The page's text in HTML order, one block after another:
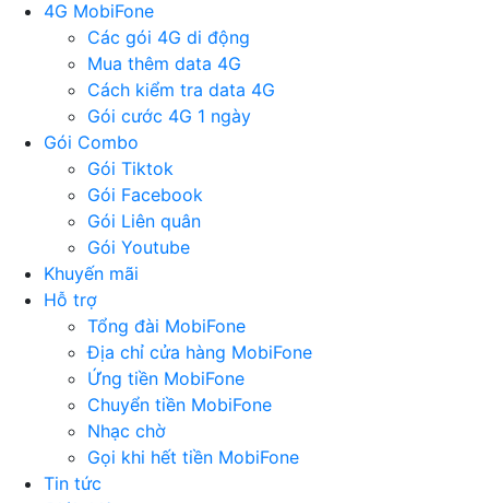
4G MobiFone
Các gói 4G di động
Mua thêm data 4G
Cách kiểm tra data 4G
Gói cước 4G 1 ngày
Gói Combo
Gói Tiktok
Gói Facebook
Gói Liên quân
Gói Youtube
Khuyến mãi
Hỗ trợ
Tổng đài MobiFone
Địa chỉ cửa hàng MobiFone
Ứng tiền MobiFone
Chuyển tiền MobiFone
Nhạc chờ
Gọi khi hết tiền MobiFone
Tin tức